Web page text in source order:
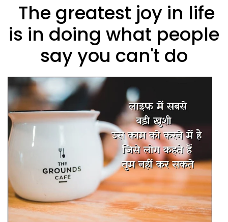
The greatest joy in life
is in doing what people
say you can't do